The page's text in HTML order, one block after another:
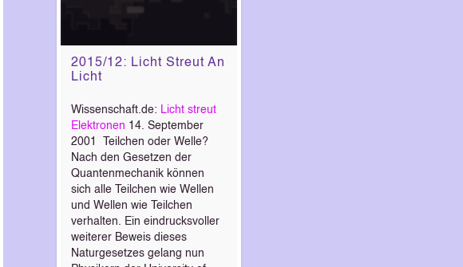
2015/12: Licht Streut An
Licht
Wissenschaft.de: Licht streut
Elektronen 14. September
2001 Teilchen oder Welle?
Nach den Gesetzen der
Quantenmechanik können
sich alle Teilchen wie Wellen
und Wellen wie Teilchen
verhalten. Ein eindrucksvoller
weiterer Beweis dieses
Naturgesetzes gelang nun